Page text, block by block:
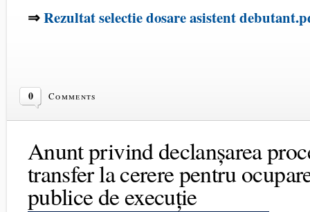
⇒Rezultat selectie dosare asistent
0 Comments
Anunt privind declanșarea
transfer la cerere pentru
publice de execuție